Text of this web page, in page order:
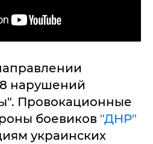
нарушений
Провокационные
боевиков "ДНР"
украинских